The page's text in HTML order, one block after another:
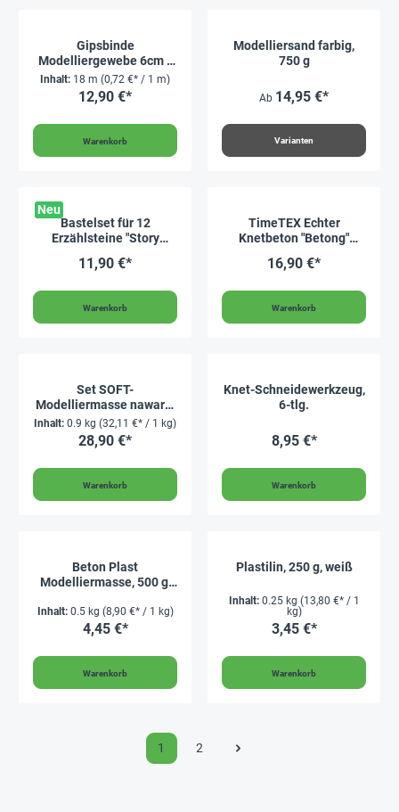
Gipsbinde
Modelliergewebe 6cm x
3m 6 Rollen
Inhalt: 18 m (0,72 €* / 1 m)
12,90 €*
Warenkorb
Modelliersand farbig,
750 g
Ab 14,95 €*
Varianten
Neu
Bastelset für 12
Erzählsteine "Story
11,90 €*
Warenkorb
TimeTEX Echter
Knetbeton "Betong"
16,90 €*
Warenkorb
Set SOFT-
Modelliermasse nawaro,
6-tlg.
Inhalt: 0.9 kg (32,11 €* / 1 kg)
28,90 €*
Warenkorb
Knet-Schneidewerkzeug,
6-tlg.
8,95 €*
Warenkorb
Beton Plast
Modelliermasse, 500 g,
Inhalt: 0.5 kg (8,90 €* / 1 kg)
4,45 €*
Warenkorb
Plastilin, 250 g, weiß
Inhalt: 0.25 kg (13,80 €* / 1
kg)
3,45 €*
Warenkorb
1 2